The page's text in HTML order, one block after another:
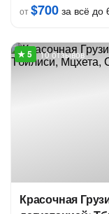
от$700 за всё до
10 отзывов
Красочная